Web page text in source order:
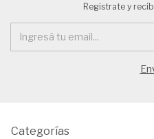
Registrate y
Categorías